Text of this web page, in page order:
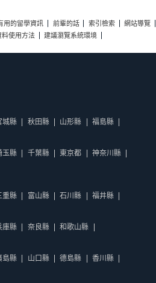
用的留學資訊 前輩的話 索引檢索
網站導覽
料使用方法 建議瀏覽系統環境
城縣 秋田縣 山形縣 福島縣
玉縣 千葉縣 東京都
神奈川縣
重縣 富山縣 石川縣 福井縣
庫縣 奈良縣 和歌山縣
島縣 山口縣 德島縣
香川縣